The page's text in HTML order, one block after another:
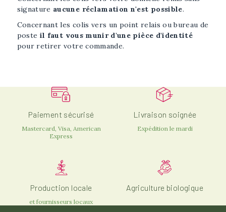
signature aucune réclamation n'est possible.
Concernant les colis vers un point relais ou bureau de
poste il faut vous munir d'une pièce d'identité
pour retirer votre commande.
Paiement sécurisé
Mastercard, Visa, American
Express
Livraison soignée
Expédition le mardi
Production locale
et fournisseurs locaux
Agriculture biologique